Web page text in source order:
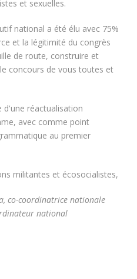
et sexuelles.
national a été élu avec 75%
et la légitimité du congrès
de route, construire et
concours de vous toutes et
d'une réactualisation
avec comme point
au premier
militantes et écosocialistes,
co-coordinatrice nationale
national